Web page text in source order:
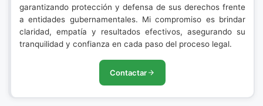
garantizando protección y defensa de sus derechos frente
a entidades gubernamentales. Mi compromiso es brindar
claridad, empatía y resultados efectivos, asegurando su
tranquilidad y confianza en cada paso del proceso legal.
Contactar